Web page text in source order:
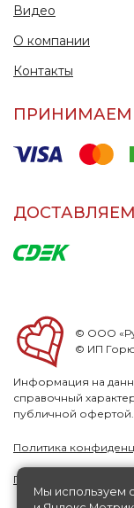
Видео
О компании
Контакты
ПРИНИМАЕМ
ДОСТАВЛЯЕМ
© ООО
© ИП
Информация на
справочный
публичной офертой.
Политика
Публичная офера
Мы используем